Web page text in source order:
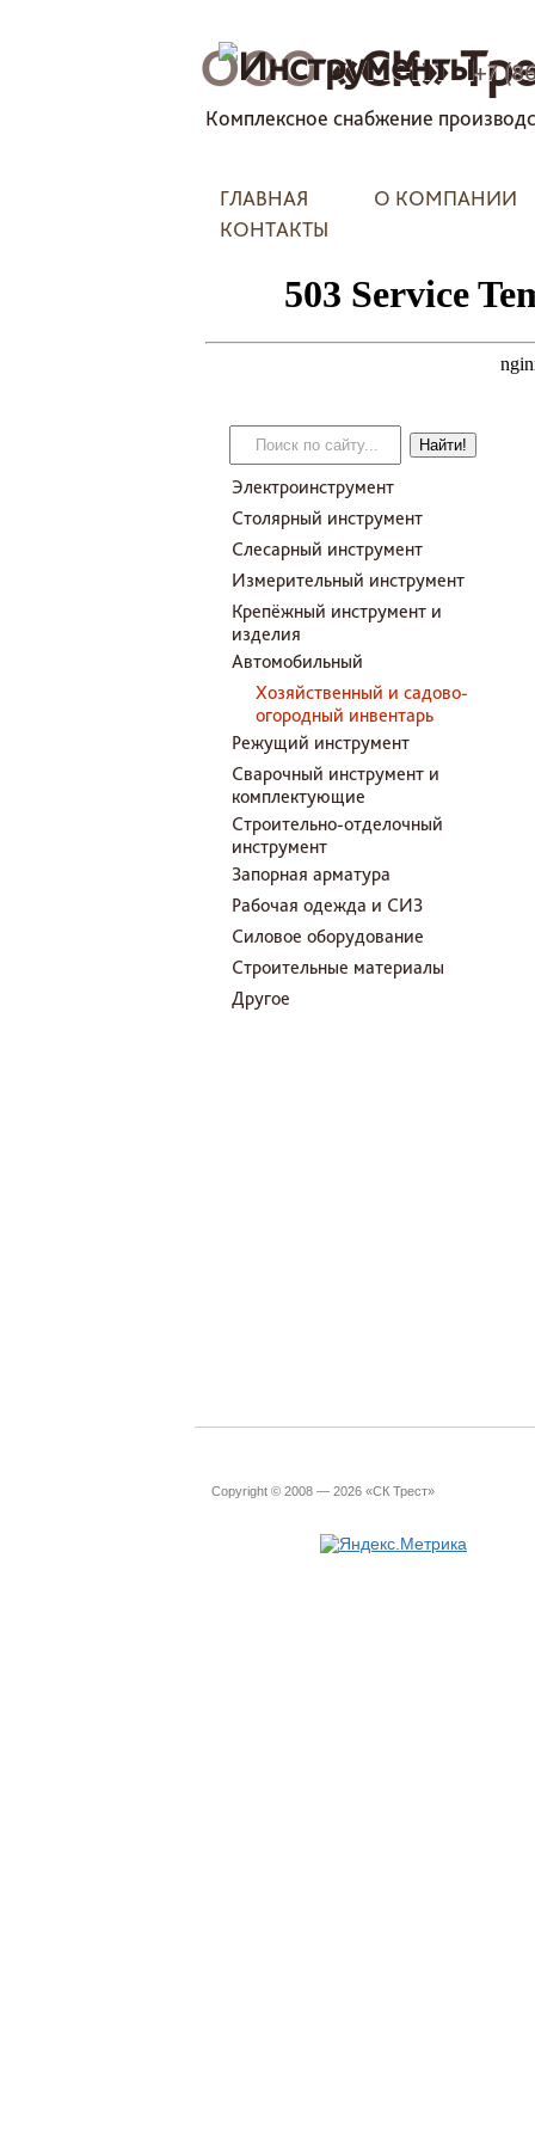
ООО«СК»
Комплексное снабжение
+7
ГЛАВНАЯ
О КОМПАНИИ
КОНТАКТЫ
Электроинструмент
Столярный инструмент
Слесарный инструмент
Измерительный инструмент
Крепёжный инструмент и
изделия
Автомобильный
Хозяйственный и садово-
огородный инвентарь
Режущий инструмент
Сварочный инструмент и
комплектующие
Строительно-отделочный
инструмент
Запорная арматура
Рабочая одежда и СИЗ
Силовое оборудование
Строительные материалы
Другое
Copyright © 2008 — 2026 «СК Трест»